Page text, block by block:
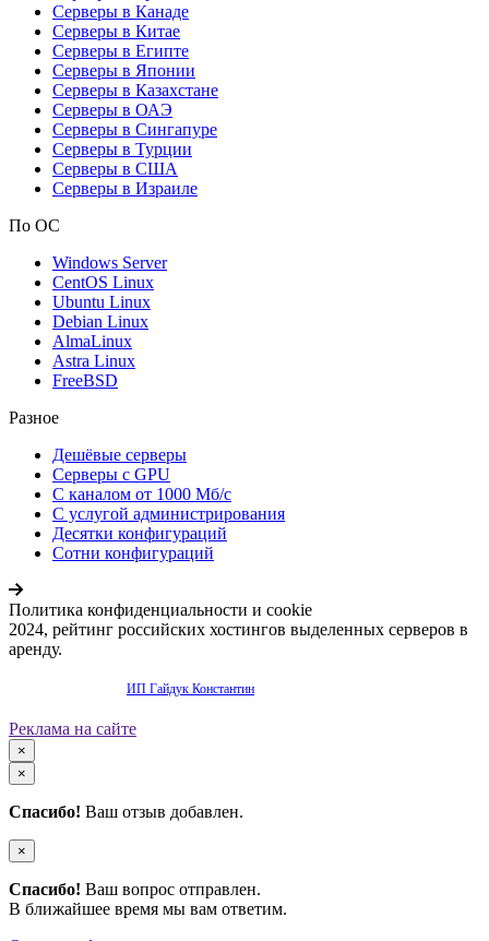
Серверы в Канаде
Серверы в Китае
Серверы в Египте
Серверы в Японии
Серверы в Казахстане
Серверы в ОАЭ
Серверы в Сингапуре
Серверы в Турции
Серверы в США
Серверы в Израиле
По ОС
Windows Server
CentOS Linux
Ubuntu Linux
Debian Linux
AlmaLinux
Astra Linux
FreeBSD
Разное
Дешёвые серверы
Серверы с GPU
С каналом от 1000 Мб/с
С услугой администрирования
Десятки конфигураций
Сотни конфигураций
Политика конфиденциальности и cookie
2024, рейтинг российских хостингов выделенных серверов в
аренду.
ИП Гайдук Константин
Реклама на сайте
×
×
Спасибо! Ваш отзыв добавлен.
×
Спасибо! Ваш вопрос отправлен.
В ближайшее время мы вам ответим.